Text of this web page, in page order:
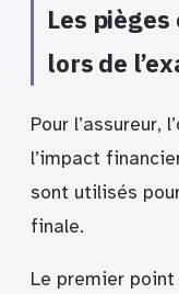
Les
lors de
Pour
l’impact
sont utilisés
finale.
Le premier